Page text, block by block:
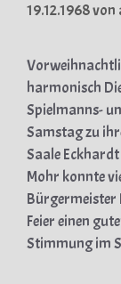
19.12.1968von
harmonisch
Spielmanns-
Samstag zu
Saale
Mohr konnte
Bürgermeister
Feier einen
Stimmung im